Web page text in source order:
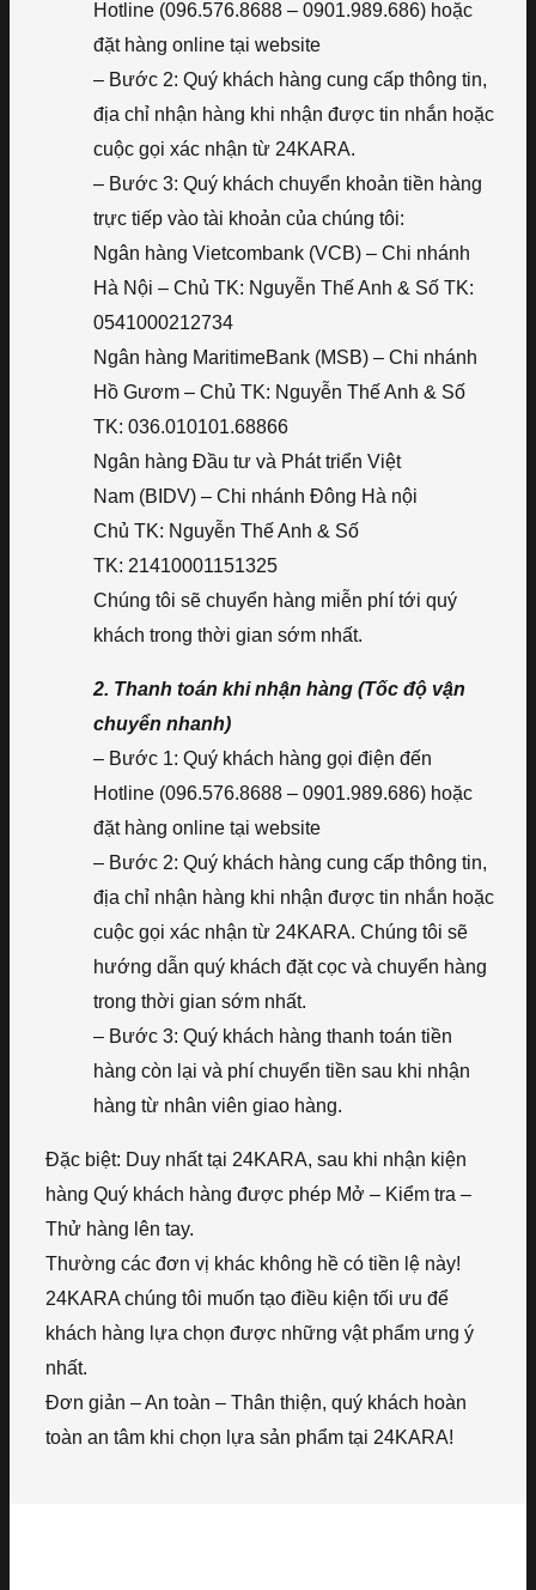
Hotline (096.576.8688 – 0901.989.686) hoặc
đặt hàng online tại website
– Bước 2: Quý khách hàng cung cấp thông tin,
địa chỉ nhận hàng khi nhận được tin nhắn hoặc
cuộc gọi xác nhận từ 24KARA.
– Bước 3: Quý khách chuyển khoản tiền hàng
trực tiếp vào tài khoản của chúng tôi:
Ngân hàng Vietcombank (VCB) – Chi nhánh
Hà Nội – Chủ TK: Nguyễn Thế Anh & Số TK:
0541000212734
Ngân hàng MaritimeBank (MSB) – Chi nhánh
Hồ Gươm – Chủ TK: Nguyễn Thế Anh & Số
TK: 036.010101.68866
Ngân hàng Đầu tư và Phát triển Việt
Nam (BIDV) – Chi nhánh Đông Hà nội
Chủ TK: Nguyễn Thế Anh & Số
TK: 21410001151325
Chúng tôi sẽ chuyển hàng miễn phí tới quý
khách trong thời gian sớm nhất.
2. Thanh toán khi nhận hàng (Tốc độ vận
chuyển nhanh)
– Bước 1: Quý khách hàng gọi điện đến
Hotline (096.576.8688 – 0901.989.686) hoặc
đặt hàng online tại website
– Bước 2: Quý khách hàng cung cấp thông tin,
địa chỉ nhận hàng khi nhận được tin nhắn hoặc
cuộc gọi xác nhận từ 24KARA. Chúng tôi sẽ
hướng dẫn quý khách đặt cọc và chuyển hàng
trong thời gian sớm nhất.
– Bước 3: Quý khách hàng thanh toán tiền
hàng còn lại và phí chuyển tiền sau khi nhận
hàng từ nhân viên giao hàng.
Đặc biệt: Duy nhất tại 24KARA, sau khi nhận kiện
hàng Quý khách hàng được phép Mở – Kiểm tra –
Thử hàng lên tay.
Thường các đơn vị khác không hề có tiền lệ này!
24KARA chúng tôi muốn tạo điều kiện tối ưu để
khách hàng lựa chọn được những vật phẩm ưng ý
nhất.
Đơn giản – An toàn – Thân thiện, quý khách hoàn
toàn an tâm khi chọn lựa sản phẩm tại 24KARA!